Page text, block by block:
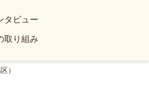
タビュー
取り組み
）